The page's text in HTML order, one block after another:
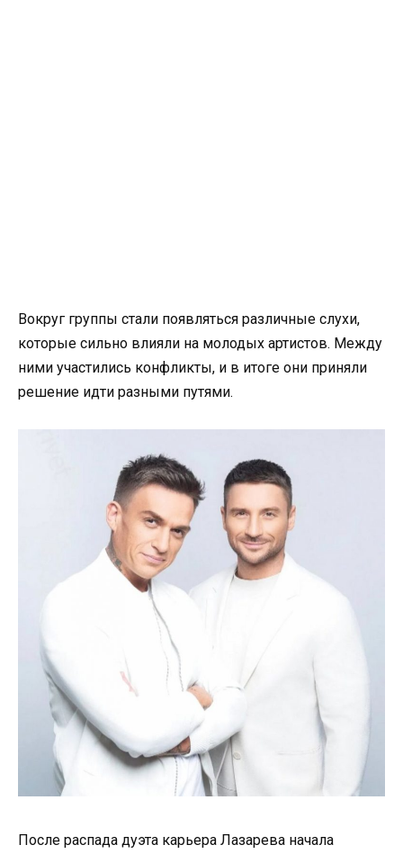
Вокруг группы стали появляться различные слухи,
которые сильно влияли на молодых артистов. Между
ними участились конфликты, и в итоге они приняли
решение идти разными путями.
После распада дуэта карьера Лазарева начала